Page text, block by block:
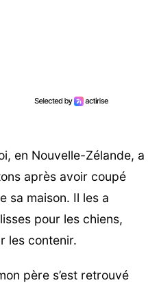
en Nouvelle-Zélande, a
après avoir coupé
sa maison. Il les a
pour les chiens,
les contenir.
père s’est retrouvé